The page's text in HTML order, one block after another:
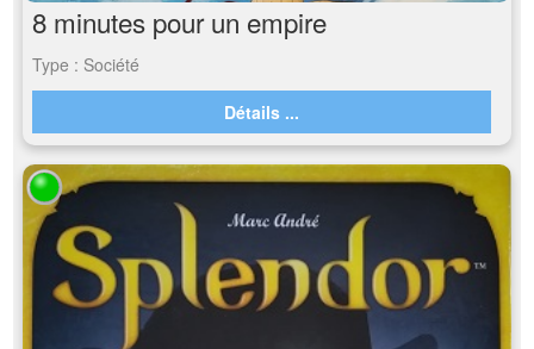
8 minutes pour un empire
Type : Société
Détails ...